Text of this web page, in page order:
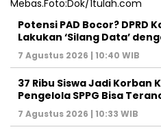
Potensi PAD Bocor? DPRD
Lakukan ‘Silang Data’
7 Agustus 2026 | 10:40 WIB
37 Ribu Siswa Jadi Korban
Pengelola SPPG Bisa
7 Agustus 2026 | 10:33 WIB